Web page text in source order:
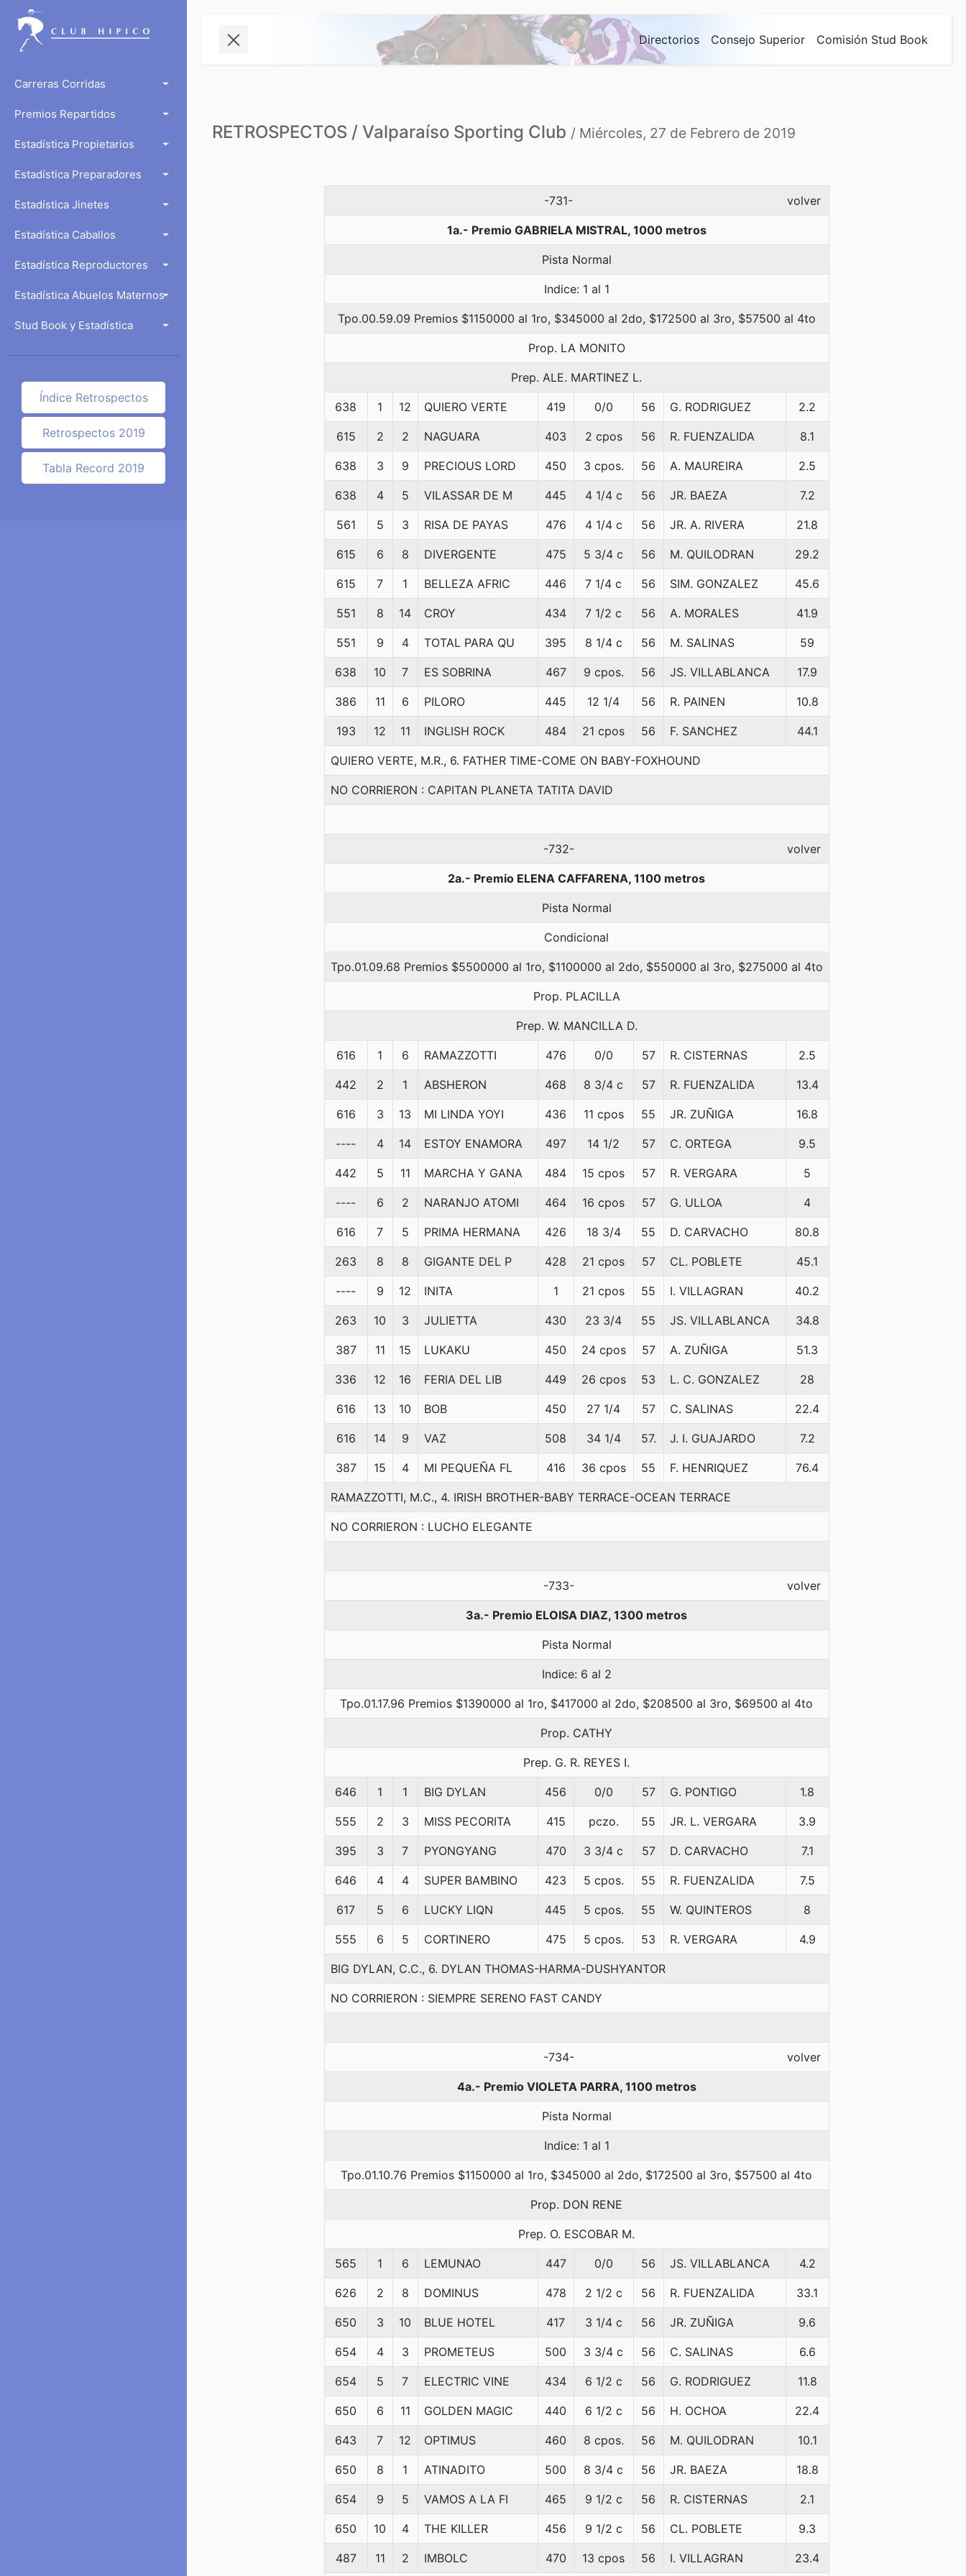
Carreras Corridas
Premios Repartidos
Estadística Propietarios
Estadística Preparadores
Estadística Jinetes
Estadística Caballos
Estadística Reproductores
Estadística Abuelos Maternos
Stud Book y Estadística
Índice Retrospectos
Retrospectos 2019
Tabla Record 2019
Directorios Consejo Superior Comisión Stud Book
RETROSPECTOS / Valparaíso Sporting Club / Miércoles, 27 de Febrero de 2019
-731- volver
1a.- Premio GABRIELA MISTRAL, 1000 metros
Pista Normal
Indice: 1 al 1
Tpo.00.59.09 Premios $1150000 al 1ro, $345000 al 2do, $172500 al 3ro, $57500 al 4to
Prop. LA MONITO
Prep. ALE. MARTINEZ L.
638 1 12 QUIERO VERTE 419 0/0 56 G. RODRIGUEZ 2.2
615 2 2 NAGUARA 403 2 cpos 56 R. FUENZALIDA 8.1
638 3 9 PRECIOUS LORD 450 3 cpos. 56 A. MAUREIRA 2.5
638 4 5 VILASSAR DE M 445 4 1/4 c 56 JR. BAEZA 7.2
561 5 3 RISA DE PAYAS 476 4 1/4 c 56 JR. A. RIVERA 21.8
615 6 8 DIVERGENTE 475 5 3/4 c 56 M. QUILODRAN 29.2
615 7 1 BELLEZA AFRIC 446 7 1/4 c 56 SIM. GONZALEZ 45.6
551 8 14 CROY 434 7 1/2 c 56 A. MORALES 41.9
551 9 4 TOTAL PARA QU 395 8 1/4 c 56 M. SALINAS 59
638 10 7 ES SOBRINA 467 9 cpos. 56 JS. VILLABLANCA 17.9
386 11 6 PILORO 445 12 1/4 56 R. PAINEN 10.8
193 12 11 INGLISH ROCK 484 21 cpos 56 F. SANCHEZ 44.1
QUIERO VERTE, M.R., 6. FATHER TIME-COME ON BABY-FOXHOUND
NO CORRIERON : CAPITAN PLANETA TATITA DAVID
-732- volver
2a.- Premio ELENA CAFFARENA, 1100 metros
Pista Normal
Condicional
Tpo.01.09.68 Premios $5500000 al 1ro, $1100000 al 2do, $550000 al 3ro, $275000 al 4to
Prop. PLACILLA
Prep. W. MANCILLA D.
616 1 6 RAMAZZOTTI 476 0/0 57 R. CISTERNAS 2.5
442 2 1 ABSHERON 468 8 3/4 c 57 R. FUENZALIDA 13.4
616 3 13 MI LINDA YOYI 436 11 cpos 55 JR. ZUÑIGA 16.8
---- 4 14 ESTOY ENAMORA 497 14 1/2 57 C. ORTEGA 9.5
442 5 11 MARCHA Y GANA 484 15 cpos 57 R. VERGARA 5
---- 6 2 NARANJO ATOMI 464 16 cpos 57 G. ULLOA 4
616 7 5 PRIMA HERMANA 426 18 3/4 55 D. CARVACHO 80.8
263 8 8 GIGANTE DEL P 428 21 cpos 57 CL. POBLETE 45.1
---- 9 12 INITA 1 21 cpos 55 I. VILLAGRAN 40.2
263 10 3 JULIETTA 430 23 3/4 55 JS. VILLABLANCA 34.8
387 11 15 LUKAKU 450 24 cpos 57 A. ZUÑIGA 51.3
336 12 16 FERIA DEL LIB 449 26 cpos 53 L. C. GONZALEZ 28
616 13 10 BOB 450 27 1/4 57 C. SALINAS 22.4
616 14 9 VAZ 508 34 1/4 57. J. I. GUAJARDO 7.2
387 15 4 MI PEQUEÑA FL 416 36 cpos 55 F. HENRIQUEZ 76.4
RAMAZZOTTI, M.C., 4. IRISH BROTHER-BABY TERRACE-OCEAN TERRACE
NO CORRIERON : LUCHO ELEGANTE
-733- volver
3a.- Premio ELOISA DIAZ, 1300 metros
Pista Normal
Indice: 6 al 2
Tpo.01.17.96 Premios $1390000 al 1ro, $417000 al 2do, $208500 al 3ro, $69500 al 4to
Prop. CATHY
Prep. G. R. REYES I.
646 1 1 BIG DYLAN 456 0/0 57 G. PONTIGO 1.8
555 2 3 MISS PECORITA 415 pczo. 55 JR. L. VERGARA 3.9
395 3 7 PYONGYANG 470 3 3/4 c 57 D. CARVACHO 7.1
646 4 4 SUPER BAMBINO 423 5 cpos. 55 R. FUENZALIDA 7.5
617 5 6 LUCKY LIQN 445 5 cpos. 55 W. QUINTEROS 8
555 6 5 CORTINERO 475 5 cpos. 53 R. VERGARA 4.9
BIG DYLAN, C.C., 6. DYLAN THOMAS-HARMA-DUSHYANTOR
NO CORRIERON : SIEMPRE SERENO FAST CANDY
-734- volver
4a.- Premio VIOLETA PARRA, 1100 metros
Pista Normal
Indice: 1 al 1
Tpo.01.10.76 Premios $1150000 al 1ro, $345000 al 2do, $172500 al 3ro, $57500 al 4to
Prop. DON RENE
Prep. O. ESCOBAR M.
565 1 6 LEMUNAO 447 0/0 56 JS. VILLABLANCA 4.2
626 2 8 DOMINUS 478 2 1/2 c 56 R. FUENZALIDA 33.1
650 3 10 BLUE HOTEL 417 3 1/4 c 56 JR. ZUÑIGA 9.6
654 4 3 PROMETEUS 500 3 3/4 c 56 C. SALINAS 6.6
654 5 7 ELECTRIC VINE 434 6 1/2 c 56 G. RODRIGUEZ 11.8
650 6 11 GOLDEN MAGIC 440 6 1/2 c 56 H. OCHOA 22.4
643 7 12 OPTIMUS 460 8 cpos. 56 M. QUILODRAN 10.1
650 8 1 ATINADITO 500 8 3/4 c 56 JR. BAEZA 18.8
654 9 5 VAMOS A LA FI 465 9 1/2 c 56 R. CISTERNAS 2.1
650 10 4 THE KILLER 456 9 1/2 c 56 CL. POBLETE 9.3
487 11 2 IMBOLC 470 13 cpos 56 I. VILLAGRAN 23.4